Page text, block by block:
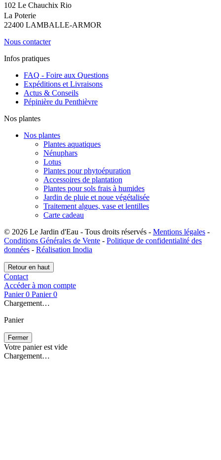
102 Le Chauchix Rio
La Poterie
22400 LAMBALLE-ARMOR
Nous contacter
Infos pratiques
FAQ - Foire aux Questions
Expéditions et Livraisons
Actus & Conseils
Pépinière du Penthièvre
Nos plantes
Nos plantes
Plantes aquatiques
Nénuphars
Lotus
Plantes pour phytoépuration
Accessoires de plantation
Plantes pour sols frais à humides
Jardin de pluie et noue végétalisée
Traitement algues, vase et lentilles
Carte cadeau
© 2026 Le Jardin d'Eau - Tous droits réservés - Mentions légales -
Conditions Générales de Vente - Politique de confidentialité des
données - Réalisation Inodia
Retour en haut
Contact
Accéder à mon compte
Panier 0 Panier 0
Chargement…
Panier
Fermer
Votre panier est vide
Chargement…